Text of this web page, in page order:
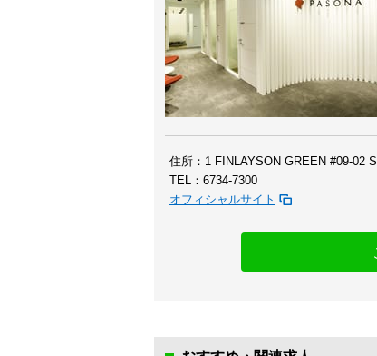
住所：1 FINLAYSON GREEN #09-02
TEL：6734-7300
オフィシャルサイト